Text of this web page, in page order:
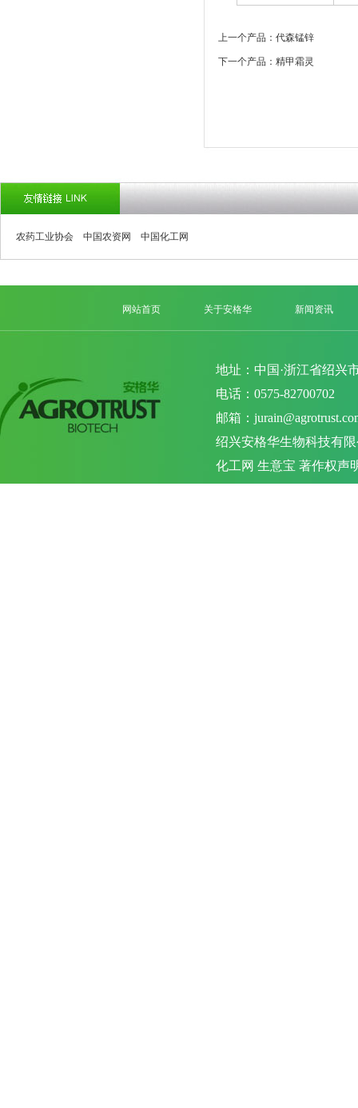
上一个产品：代森锰锌
下一个产品：精甲霜灵
农药工业协会 中国农资网 中国化工网
网站首页 关于安格华 新闻资讯
地址：中国·浙江省绍兴
电话：0575-82700702
邮箱：
绍兴安格华生物科技有
化工网 生意宝 著作权声